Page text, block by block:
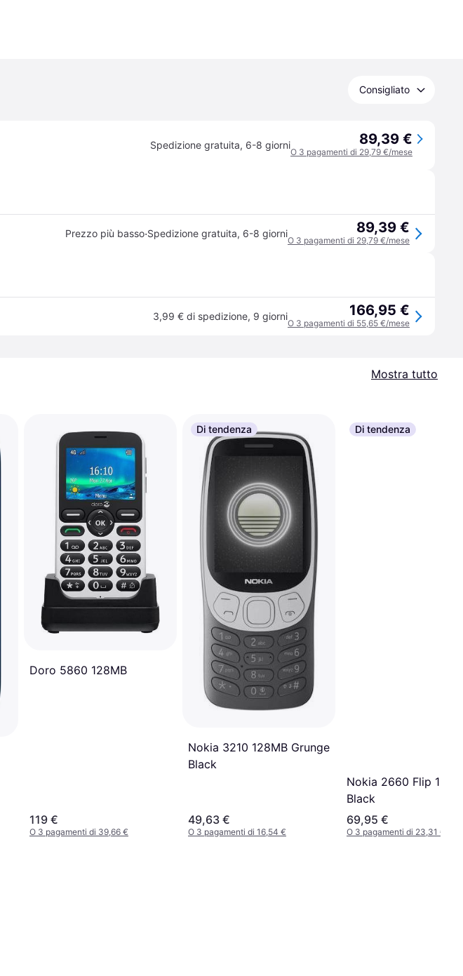
Consigliato
Spedizione gratuita, 6-8 giorni 89,39 €
O 3 pagamenti di 29,79 €/mese
Prezzo più basso·Spedizione gratuita, 6-8 giorni 89,39 €
O 3 pagamenti di 29,79 €/mese
3,99 € di spedizione, 9 giorni 166,95 €
O 3 pagamenti di 55,65 €/mese
Mostra tutto
Doro 5860 128MB
119 €
O 3 pagamenti di 39,66 €
Di tendenza
Nokia 3210 128MB Grunge
Black
49,63 €
O 3 pagamenti di 16,54 €
Di tendenza
Nokia 2660 Flip
Black
69,95 €
O 3 pagamenti di 23,31 €